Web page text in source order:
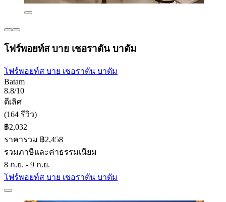
โฟร์พอยท์ส บาย เชอราตัน บาตัม
โฟร์พอยท์ส บาย เชอราตัน บาตัม
Batam
8.8/10
ดีเลิศ
(164 รีวิว)
฿2,032
ราคารวม ฿2,458
รวมภาษีและค่าธรรมเนียม
8 ก.ย. - 9 ก.ย.
โฟร์พอยท์ส บาย เชอราตัน บาตัม